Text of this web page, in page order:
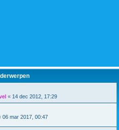
« 14 dec 2012, 17:29
06 mar 2017, 00:47